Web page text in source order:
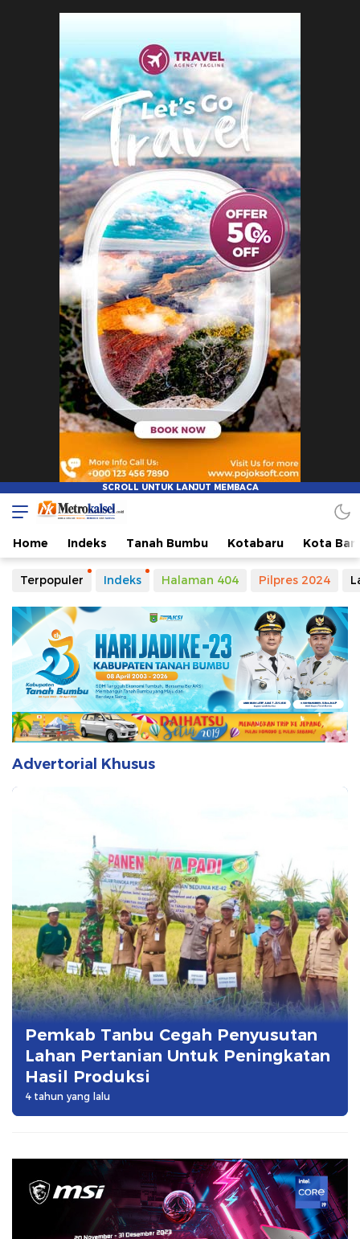
Home Indeks Tanah Bumbu Kotabaru Kota
Terpopuler Indeks Halaman 404 Pilpres 2024
Advertorial Khusus
Pemkab Tanbu Cegah Penyusutan
Lahan Pertanian Untuk Peningkatan
Hasil Produksi
4 tahun yang lalu